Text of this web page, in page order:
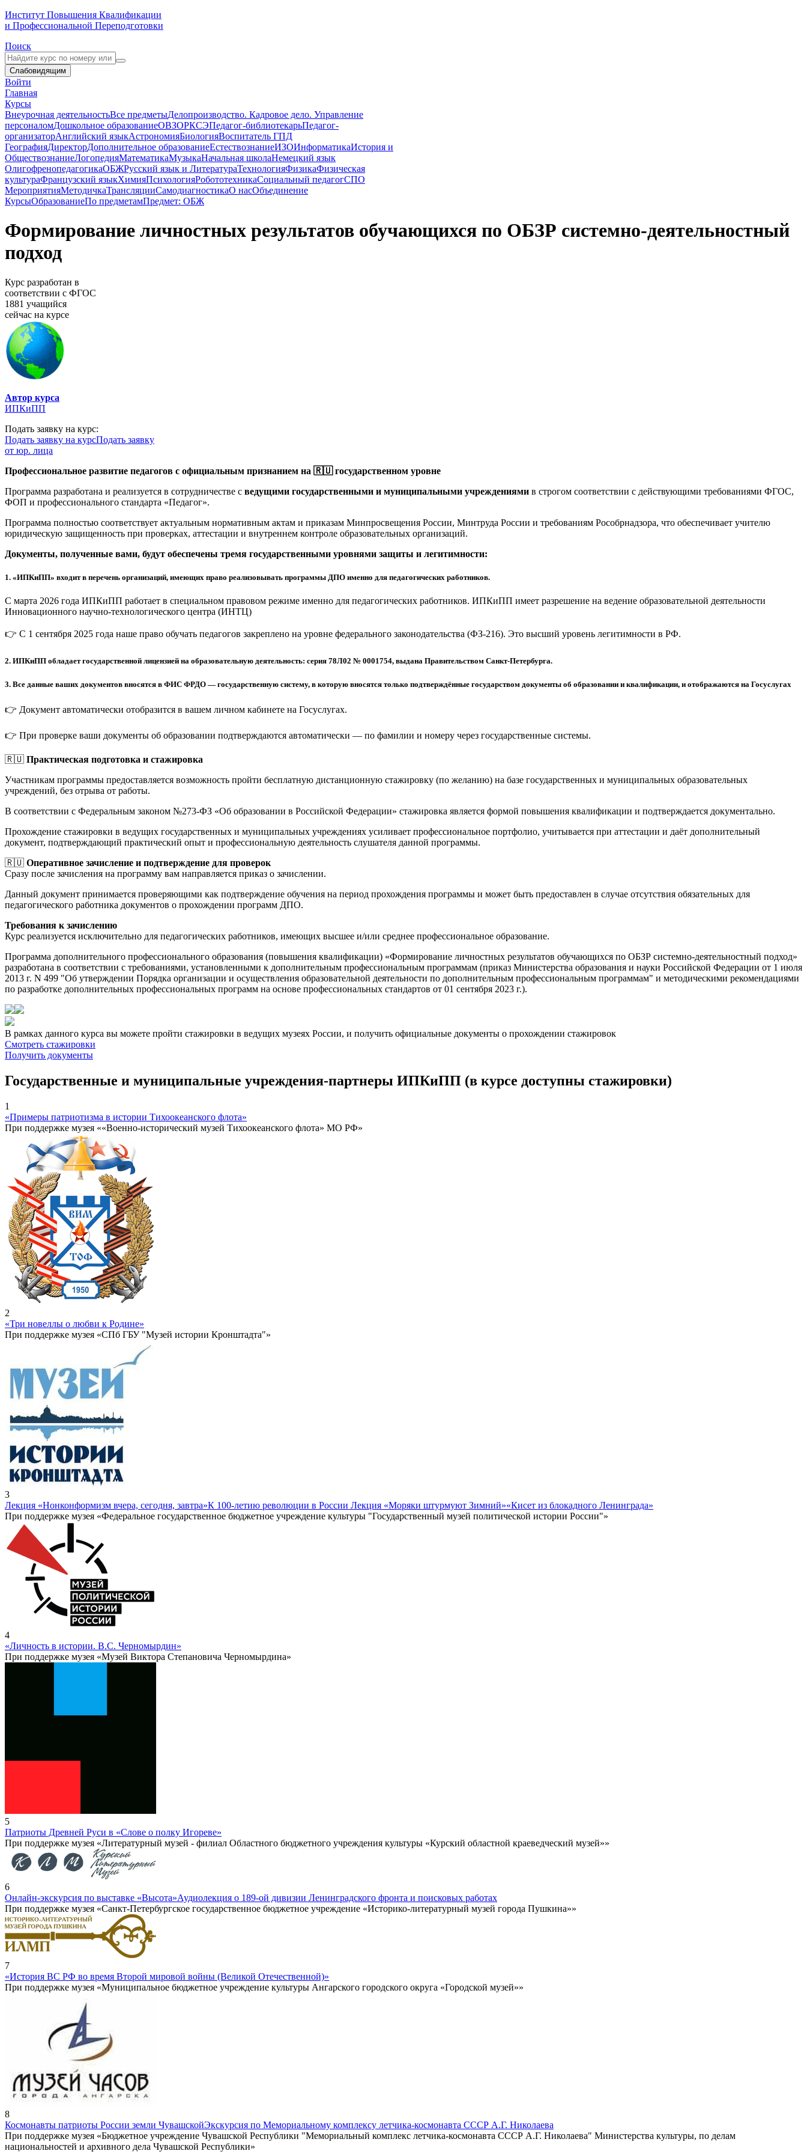
Институт Повышения Квалификации
и Профессиональной Переподготовки
Поиск
Слабовидящим
Войти
Главная
Курсы
Внеурочная деятельностьВсе предметыДелопроизводство. Кадровое дело. Управление
персоналомДошкольное образованиеОВЗОРКСЭПедагог-библиотекарьПедагог-
организаторАнглийский языкАстрономияБиологияВоспитатель ГПД
ГеографияДиректорДополнительное образованиеЕстествознаниеИЗОИнформатикаИстория и
ОбществознаниеЛогопедияМатематикаМузыкаНачальная школаНемецкий язык
ОлигофренопедагогикаОБЖРусский язык и ЛитератураТехнологияФизикаФизическая
культураФранцузский языкХимияПсихологияРобототехникаСоциальный педагогСПО
МероприятияМетодичкаТрансляцииСамодиагностикаО насОбъединение
КурсыОбразованиеПо предметамПредмет: ОБЖ
Формирование личностных результатов обучающихся по ОБЗР системно-деятельностный
подход
Курс разработан в
соответствии с ФГОС
1881 учащийся
сейчас на курсе
Автор курса
ИПКиПП
Подать заявку на курс:
Подать заявку на курсПодать заявку
от юр. лица
Профессиональное развитие педагогов с официальным признанием на 🇷🇺 государственном уровне
Программа разработана и реализуется в сотрудничестве с ведущими государственными и муниципальными учреждениями в строгом соответствии с действующими требованиями ФГОС,
ФОП и профессионального стандарта «Педагог».
Программа полностью соответствует актуальным нормативным актам и приказам Минпросвещения России, Минтруда России и требованиям Рособрнадзора, что обеспечивает учителю
юридическую защищенность при проверках, аттестации и внутреннем контроле образовательных организаций.
Документы, полученные вами, будут обеспечены тремя государственными уровнями защиты и легитимности:
1. «ИПКиПП» входит в перечень организаций, имеющих право реализовывать программы ДПО именно для педагогических работников.
С марта 2026 года ИПКиПП работает в специальном правовом режиме именно для педагогических работников. ИПКиПП имеет разрешение на ведение образовательной деятельности
Инновационного научно-технологического центра (ИНТЦ)
👉 С 1 сентября 2025 года наше право обучать педагогов закреплено на уровне федерального законодательства (ФЗ-216). Это высший уровень легитимности в РФ.
2. ИПКиПП обладает государственной лицензией на образовательную деятельность: серия 78Л02 № 0001754, выдана Правительством Санкт-Петербурга.
3. Все данные ваших документов вносятся в ФИС ФРДО — государственную систему, в которую вносятся только подтверждённые государством документы об образовании и квалификации, и отображаются на Госуслугах
👉 Документ автоматически отобразится в вашем личном кабинете на Госуслугах.
👉 При проверке ваши документы об образовании подтверждаются автоматически — по фамилии и номеру через государственные системы.
🇷🇺 Практическая подготовка и стажировка
Участникам программы предоставляется возможность пройти бесплатную дистанционную стажировку (по желанию) на базе государственных и муниципальных образовательных
учреждений, без отрыва от работы.
В соответствии с Федеральным законом №273-ФЗ «Об образовании в Российской Федерации» стажировка является формой повышения квалификации и подтверждается документально.
Прохождение стажировки в ведущих государственных и муниципальных учреждениях усиливает профессиональное портфолио, учитывается при аттестации и даёт дополнительный
документ, подтверждающий практический опыт и профессиональную деятельность слушателя данной программы.
🇷🇺 Оперативное зачисление и подтверждение для проверок
Сразу после зачисления на программу вам направляется приказ о зачислении.
Данный документ принимается проверяющими как подтверждение обучения на период прохождения программы и может быть предоставлен в случае отсутствия обязательных для
педагогического работника документов о прохождении программ ДПО.
Требования к зачислению
Курс реализуется исключительно для педагогических работников, имеющих высшее и/или среднее профессиональное образование.
Программа дополнительного профессионального образования (повышения квалификации) «Формирование личностных результатов обучающихся по ОБЗР системно-деятельностный подход»
разработана в соответствии с требованиями, установленными к дополнительным профессиональным программам (приказ Министерства образования и науки Российской Федерации от 1 июля
2013 г. N 499 "Об утверждении Порядка организации и осуществления образовательной деятельности по дополнительным профессиональным программам" и методическими рекомендациями
по разработке дополнительных профессиональных программ на основе профессиональных стандартов от 01 сентября 2023 г.).
В рамках данного курса вы можете пройти стажировки в ведущих музеях России, и получить официальные документы о прохождении стажировок
Смотреть стажировки
Получить документы
Государственные и муниципальные учреждения-партнеры ИПКиПП (в курсе доступны стажировки)
1
«Примеры патриотизма в истории Тихоокеанского флота»
При поддержке музея ««Военно-исторический музей Тихоокеанского флота» МО РФ»
2
«Три новеллы о любви к Родине»
При поддержке музея «СПб ГБУ "Музей истории Кронштадта"»
3
Лекция «Нонконформизм вчера, сегодня, завтра»К 100-летию революции в России Лекция «Моряки штурмуют Зимний»«Кисет из блокадного Ленинграда»
При поддержке музея «Федеральное государственное бюджетное учреждение культуры "Государственный музей политической истории России"»
4
«Личность в истории. В.С. Черномырдин»
При поддержке музея «Музей Виктора Степановича Черномырдина»
5
Патриоты Древней Руси в «Слове о полку Игореве»
При поддержке музея «Литературный музей - филиал Областного бюджетного учреждения культуры «Курский областной краеведческий музей»»
6
Онлайн-экскурсия по выставке «Высота»Аудиолекция о 189-ой дивизии Ленинградского фронта и поисковых работах
При поддержке музея «Санкт-Петербургское государственное бюджетное учреждение «Историко-литературный музей города Пушкина»»
7
«История ВС РФ во время Второй мировой войны (Великой Отечественной)»
При поддержке музея «Муниципальное бюджетное учреждение культуры Ангарского городского округа «Городской музей»»
8
Космонавты патриоты России земли ЧувашскойЭкскурсия по Мемориальному комплексу летчика-космонавта СССР А.Г. Николаева
При поддержке музея «Бюджетное учреждение Чувашской Республики "Мемориальный комплекс летчика-космонавта СССР А.Г. Николаева" Министерства культуры, по делам
национальностей и архивного дела Чувашской Республики»